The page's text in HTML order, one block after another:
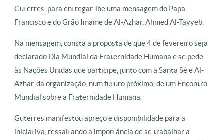
Guterres, para entregar-lhe uma mensagem do Papa
Francisco e do Grão Imame de Al-Azhar, Ahmed Al-Tayyeb.
Na mensagem, consta a proposta de que 4 de fevereiro seja
declarado Dia Mundial da Fraternidade Humana e se pede
às Nações Unidas que participe, junto com a Santa Sé e Al-
Azhar, da organização, num futuro próximo, de um Encontro
Mundial sobre a Fraternidade Humana.
Guterres manifestou apreço e disponibilidade para a
iniciativa, ressaltando a importância de se trabalhar a